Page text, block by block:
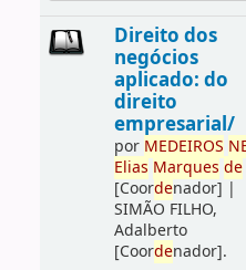
Direito dos
negócios
aplicado: do
direito
empresarial/
por MEDEIROS
Elias Marques de
[Coordenador] |
SIMÃO FILHO,
Adalberto
[Coordenador].